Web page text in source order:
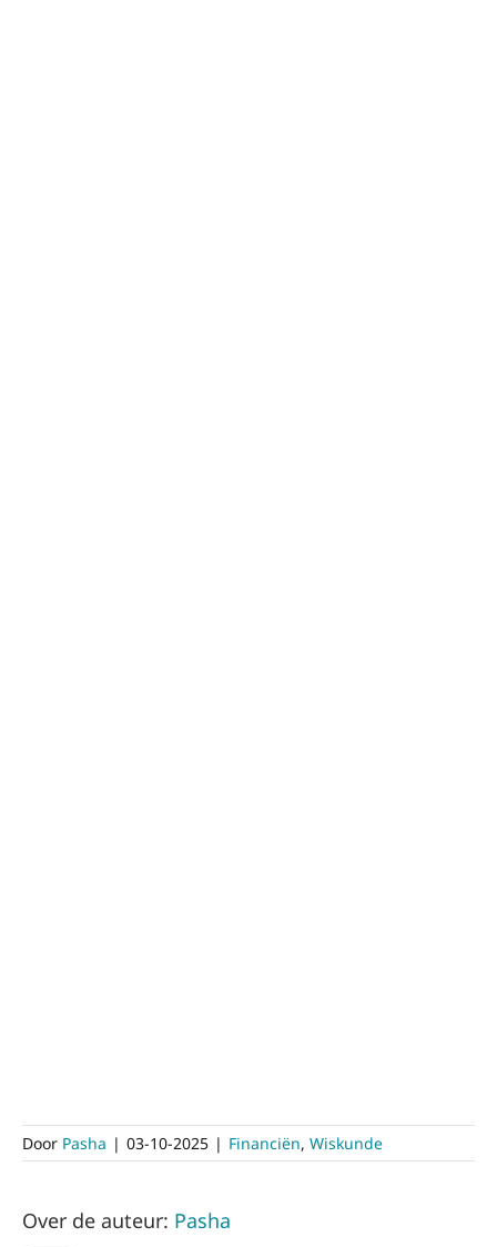
Door Pasha | 03-10-2025 | Financiën, Wiskunde
Over de auteur: Pasha